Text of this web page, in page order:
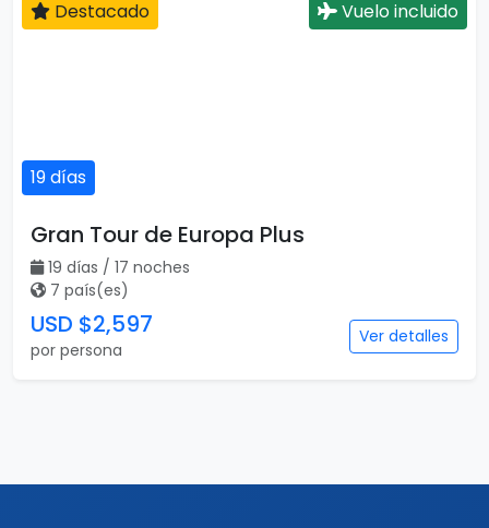
19 días
Destacado Vuelo incluido
Gran Tour de Europa Plus
19 días / 17 noches
7 país(es)
USD $2,597
por persona
Ver detalles